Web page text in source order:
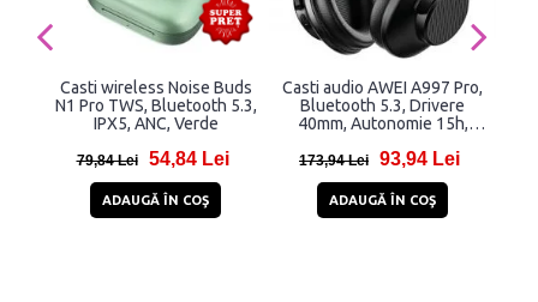
Casti wireless Noise Buds
N1 Pro TWS, Bluetooth 5.3,
IPX5, ANC, Verde
79,84 Lei 54,84 Lei
ADAUGĂ ÎN COŞ
Casti audio AWEI A997 Pro,
Bluetooth 5.3, Drivere
40mm, Autonomie 15h,
173,94 Lei 93,94 Lei
ADAUGĂ ÎN COŞ